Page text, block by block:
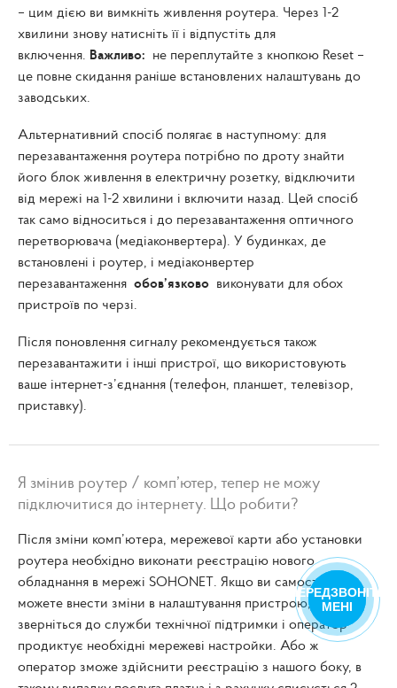
– цим дією ви вимкніть живлення роутера. Через 1-2
хвилини знову натисніть її і відпустіть для
включення. Важливо: не переплутайте з кнопкою Reset –
це повне скидання раніше встановлених налаштувань до
заводських.
Альтернативний спосіб полягає в наступному: для
перезавантаження роутера потрібно по дроту знайти
його блок живлення в електричну розетку, відключити
від мережі на 1-2 хвилини і включити назад. Цей спосіб
так само відноситься і до перезавантаження оптичного
перетворювача (медіаконвертера). У будинках, де
встановлені і роутер, і медіаконвертер
перезавантаження обов’язково виконувати для обох
пристроїв по черзі.
Після поновлення сигналу рекомендується також
перезавантажити і інші пристрої, що використовують
ваше інтернет-з’єднання (телефон, планшет, телевізор,
приставку).
Я змінив роутер / комп’ютер, тепер не можу
підключитися до інтернету. Що робити?
Після зміни комп’ютера, мережевої карти або установки
роутера необхідно виконати реєстрацію нового
обладнання в мережі SOHONET. Якщо ви самостійно
можете внести зміни в налаштування пристрою,
зверніться до служби технічної підтримки і оператор
продиктує необхідні мережеві настройки. Або ж
оператор зможе здійснити реєстрацію з нашого боку, в
ПЕРЕДЗВОНІТЬ
МЕНІ